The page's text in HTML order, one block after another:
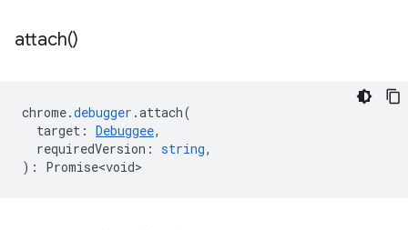
attach()
chrome.debugger .attach(
target : Debuggee,
requiredVersion : string,
) : Promise<void>